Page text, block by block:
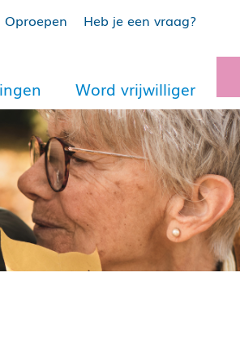
Oproepen Heb je een vraag?
Word vrijwilliger